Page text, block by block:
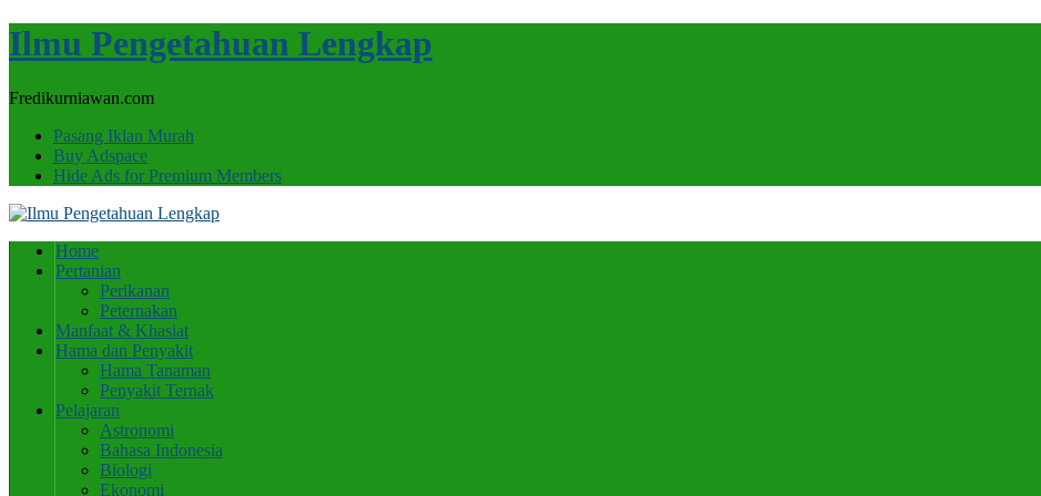
Ilmu Pengetahuan Lengkap
Fredikurniawan.com
Pasang Iklan Murah
Buy Adspace
Hide Ads for Premium Members
Home
Pertanian
Perikanan
Peternakan
Manfaat & Khasiat
Hama dan Penyakit
Hama Tanaman
Penyakit Ternak
Pelajaran
Astronomi
Bahasa Indonesia
Biologi
Ekonomi